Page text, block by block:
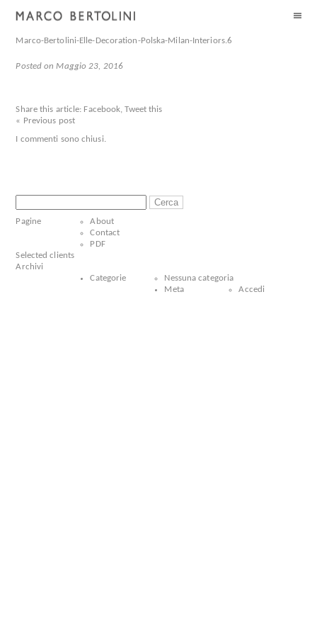
Marco-Bertolini-Elle-Decoration-Polska-Milan-Interiors.6
Posted on Maggio 23, 2016
Share this article: Facebook,Tweet this
« Previous post
I commenti sono chiusi.
per:
Pagine
About
Contact
PDF
Selected clients
Archivi
Categorie
Nessuna categoria
Meta
Accedi